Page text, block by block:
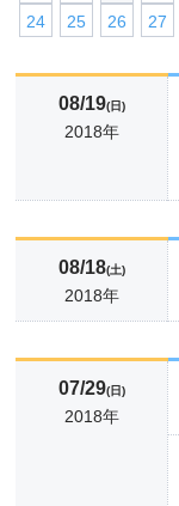
24
25 26 27
08/19(日)
2018年
08/18(土)
2018年
07/29(日)
2018年